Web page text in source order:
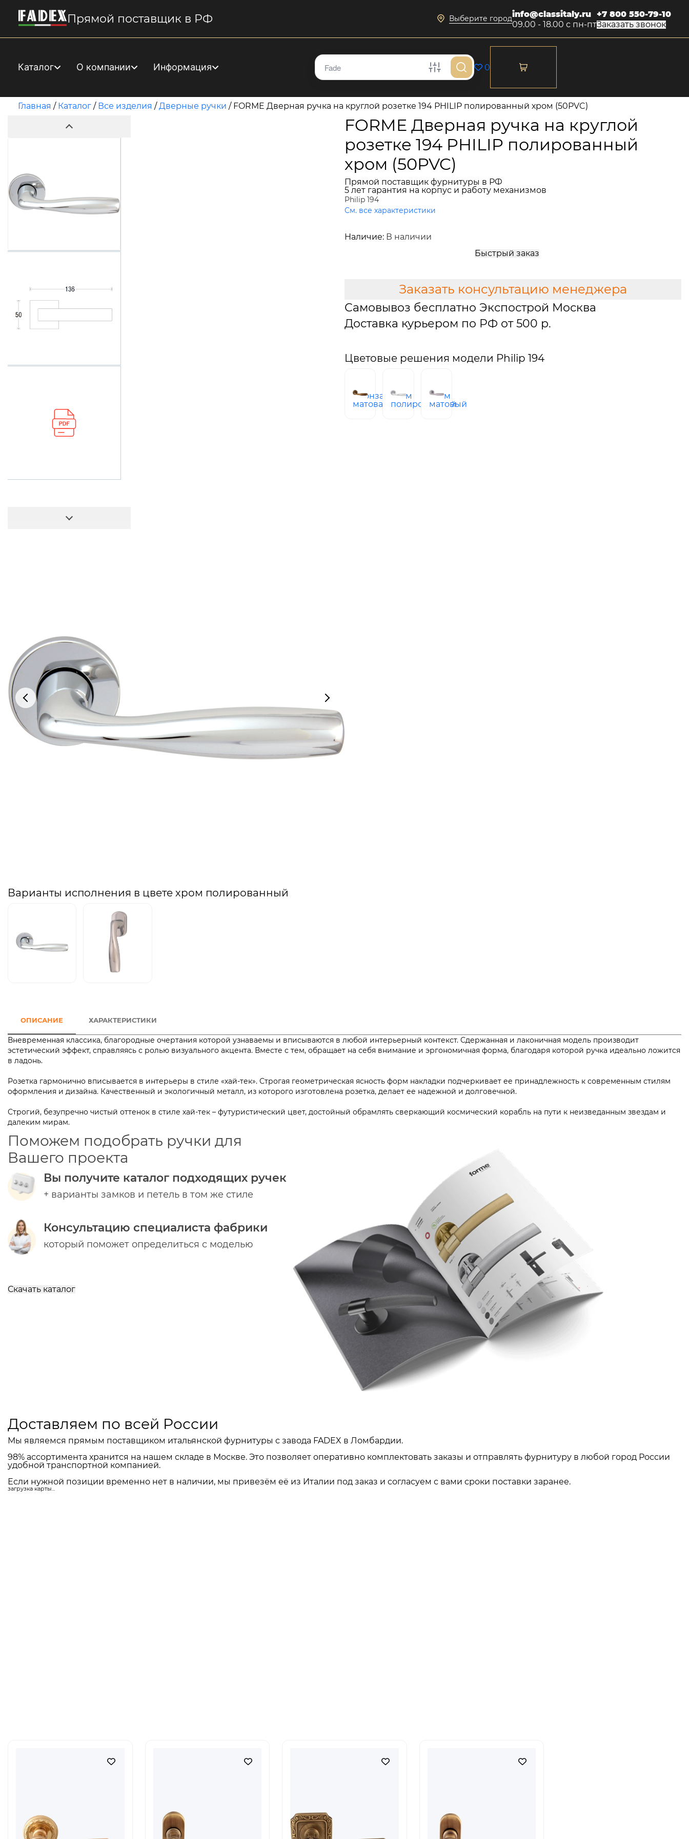
Прямой поставщик в РФ Выберите городinfo@classitaly.ru
09.00 - 18.00 с пн-пт
+7 800 550-79-10
Заказать звонок
Каталог О компании Информация 0
Главная / Каталог / Все изделия /Дверные ручки / FORME Дверная ручка на круглой розетке 194 PHILIP полированный хром (50PVC)
FORME Дверная ручка на круглой
розетке 194 PHILIP полированный
хром (50PVC)
Прямой поставщик фурнитуры в РФ
5 лет гарантия на корпус и работу механизмов
Philip 194
См. все характеристики
Наличие: В наличии
Быстрый заказ
Заказать консультацию менеджера
Самовывоз бесплатно Экспострой Москва
Доставка курьером по РФ от 500 р.
Цветовые решения модели Philip 194
бронза
матовая
хром
полированный
хром
матовый
Варианты исполнения в цвете хром полированный
ОПИСАНИЕ ХАРАКТЕРИСТИКИ
Вневременная классика, благородные очертания которой узнаваемы и вписываются в любой интерьерный контекст. Сдержанная и лаконичная модель производит
эстетический эффект, справляясь с ролью визуального акцента. Вместе с тем, обращает на себя внимание и эргономичная форма, благодаря которой ручка идеально ложится
в ладонь.
Розетка гармонично вписывается в интерьеры в стиле «хай-тек». Строгая геометрическая ясность форм накладки подчеркивает ее принадлежность к современным стилям
оформления и дизайна. Качественный и экологичный металл, из которого изготовлена розетка, делает ее надежной и долговечной.
Строгий, безупречно чистый оттенок в стиле хай-тек – футуристический цвет, достойный обрамлять сверкающий космический корабль на пути к неизведанным звездам и
далеким мирам.
Поможем подобрать ручки для
Вашего проекта
Вы получите каталог подходящих ручек
+ варианты замков и петель в том же стиле
Консультацию специалиста фабрики
который поможет определиться с моделью
Скачать каталог
Доставляем по всей России
Мы являемся прямым поставщиком итальянской фурнитуры с завода FADEX в Ломбардии.
98% ассортимента хранится на нашем складе в Москве. Это позволяет оперативно комплектовать заказы и отправлять фурнитуру в любой город России
удобной транспортной компанией.
Если нужной позиции временно нет в наличии, мы привезём её из Италии под заказ и согласуем с вами сроки поставки заранее.
загрузка карты...